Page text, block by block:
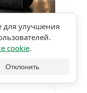
5,0 • 1 оценка
она
улучшения
cookie.
Отклонить